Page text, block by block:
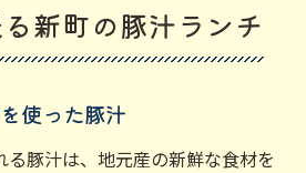
新町の豚汁ランチ
使った豚汁
豚汁は、地元産の新鮮な食材を